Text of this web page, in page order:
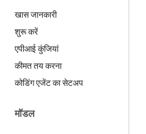
खास जानकारी
शुरू करें
एपीआई कुंजियां
कीमत तय करना
कोडिंग एजेंट का सेटअप
मॉडल